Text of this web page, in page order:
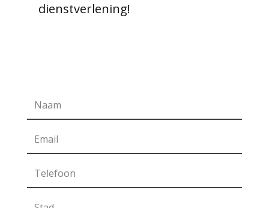
dienstverlening!